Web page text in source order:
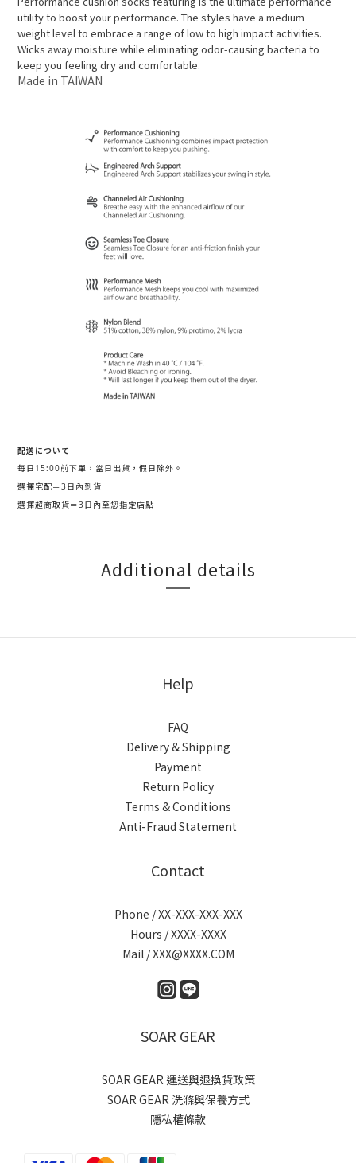
utility to boostyour performance. The styles have a medium
weight level to embrace a range oflow to high impact activities.
Wicks away moisture while eliminating odor-causing bacteria to
keep you feeling dry and comfortable.
Made in TAIWAN
配送について
每日15:00前下單，當日出貨，假日除外。
選擇宅配＝3日內到貨
選擇超商取貨＝3日內至您指定店點
Additional details
Help
FAQ
Delivery & Shipping
Payment
Return Policy
Terms & Conditions
Anti-Fraud Statement
Contact
Phone / XX-XXX-XXX-XXX
Hours / XXXX-XXXX
Mail / XXX@XXXX.COM
SOAR GEAR
SOAR GEAR 運送與退換貨政策
SOAR GEAR 洗滌與保養方式
隱私權條款